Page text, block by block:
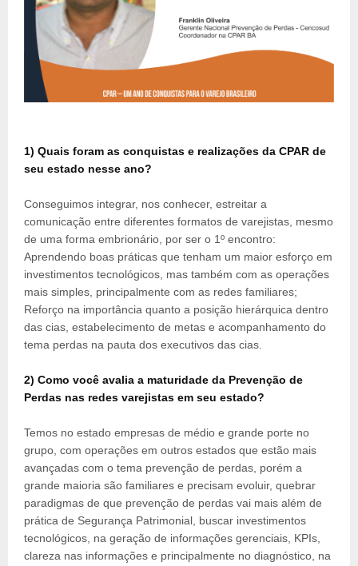
1) Quais foram as conquistas e realizações da CPAR de
seu estado nesse ano?
Conseguimos integrar, nos conhecer, estreitar a
comunicação entre diferentes formatos de varejistas, mesmo
de uma forma embrionário, por ser o 1º encontro:
Aprendendo boas práticas que tenham um maior esforço em
investimentos tecnológicos, mas também com as operações
mais simples, principalmente com as redes familiares;
Reforço na importância quanto a posição hierárquica dentro
das cias, estabelecimento de metas e acompanhamento do
tema perdas na pauta dos executivos das cias.
2) Como você avalia a maturidade da Prevenção de
Perdas nas redes varejistas em seu estado?
Temos no estado empresas de médio e grande porte no
grupo, com operações em outros estados que estão mais
avançadas com o tema prevenção de perdas, porém a
grande maioria são familiares e precisam evoluir, quebrar
paradigmas de que prevenção de perdas vai mais além de
prática de Segurança Patrimonial, buscar investimentos
tecnológicos, na geração de informações gerenciais, KPIs,
clareza nas informações e principalmente no diagnóstico, na